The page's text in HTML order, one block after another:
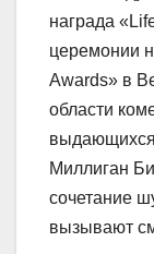
награда
церемонии
Awards» в
области
выдающихся
Миллиган
сочетание
вызывают